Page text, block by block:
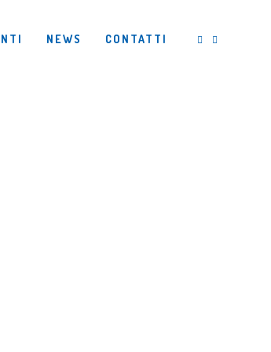
NEWS CONTATTI